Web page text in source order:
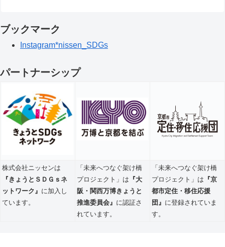
ブックマーク
Instagram*nissen_SDGs
パートナーシップ
株式会社ニッセンは
『きょうとＳＤＧｓネ
ットワーク』 に加入し
ています。
「未来へつなぐ架け橋
プロジェクト」は 『大
阪・関西万博きょうと
推進委員会』 に認証さ
れています。
「未来へつなぐ架け橋
プロジェクト」は 『京
都市定住・移住応援
団』 に登録されていま
す。